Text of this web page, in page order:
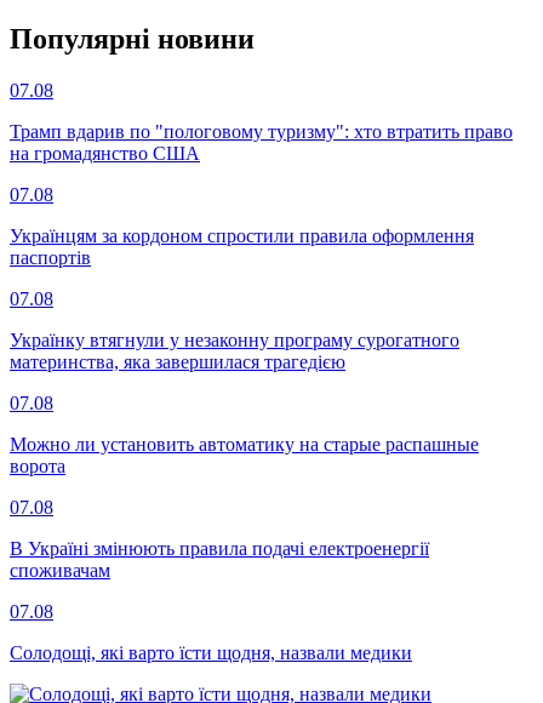
Популярнi новини
07.08
Трамп вдарив по "пологовому туризму": хто втратить право
на громадянство США
07.08
Українцям за кордоном спростили правила оформлення
паспортів
07.08
Українку втягнули у незаконну програму сурогатного
материнства, яка завершилася трагедією
07.08
Можно ли установить автоматику на старые распашные
ворота
07.08
В Україні змінюють правила подачі електроенергії
споживачам
07.08
Солодощі, які варто їсти щодня, назвали медики